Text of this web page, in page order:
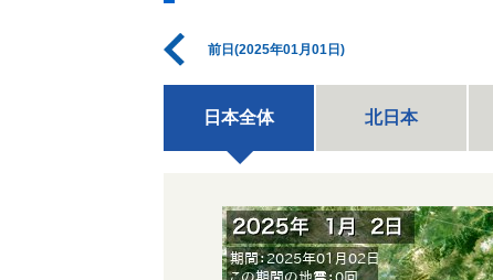
前日(2025年01月01日)
日本全体 北日本